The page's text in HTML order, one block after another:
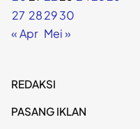
27 282930
« Apr Mei »
REDAKSI
PASANG IKLAN